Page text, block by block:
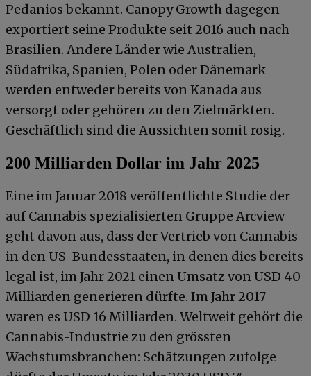
Pedanios bekannt. Canopy Growth dagegen
exportiert seine Produkte seit 2016 auch nach
Brasilien. Andere Länder wie Australien,
Südafrika, Spanien, Polen oder Dänemark
werden entweder bereits von Kanada aus
versorgt oder gehören zu den Zielmärkten.
Geschäftlich sind die Aussichten somit rosig.
200 Milliarden Dollar im Jahr 2025
Eine im Januar 2018 veröffentlichte Studie der
auf Cannabis spezialisierten Gruppe Arcview
geht davon aus, dass der Vertrieb von Cannabis
in den US-Bundesstaaten, in denen dies bereits
legal ist, im Jahr 2021 einen Umsatz von USD 40
Milliarden generieren dürfte. Im Jahr 2017
waren es USD 16 Milliarden. Weltweit gehört die
Cannabis-Industrie zu den grössten
Wachstumsbranchen: Schätzungen zufolge